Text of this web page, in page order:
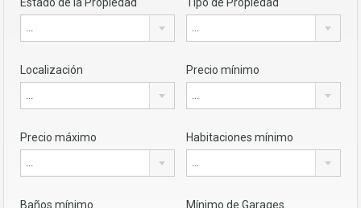
Estado de la Propiedad
...
Tipo de Propiedad
...
Localización
...
Precio mínimo
...
Precio máximo
...
Habitaciones mínimo
...
Baños mínimo Mínimo de Garages